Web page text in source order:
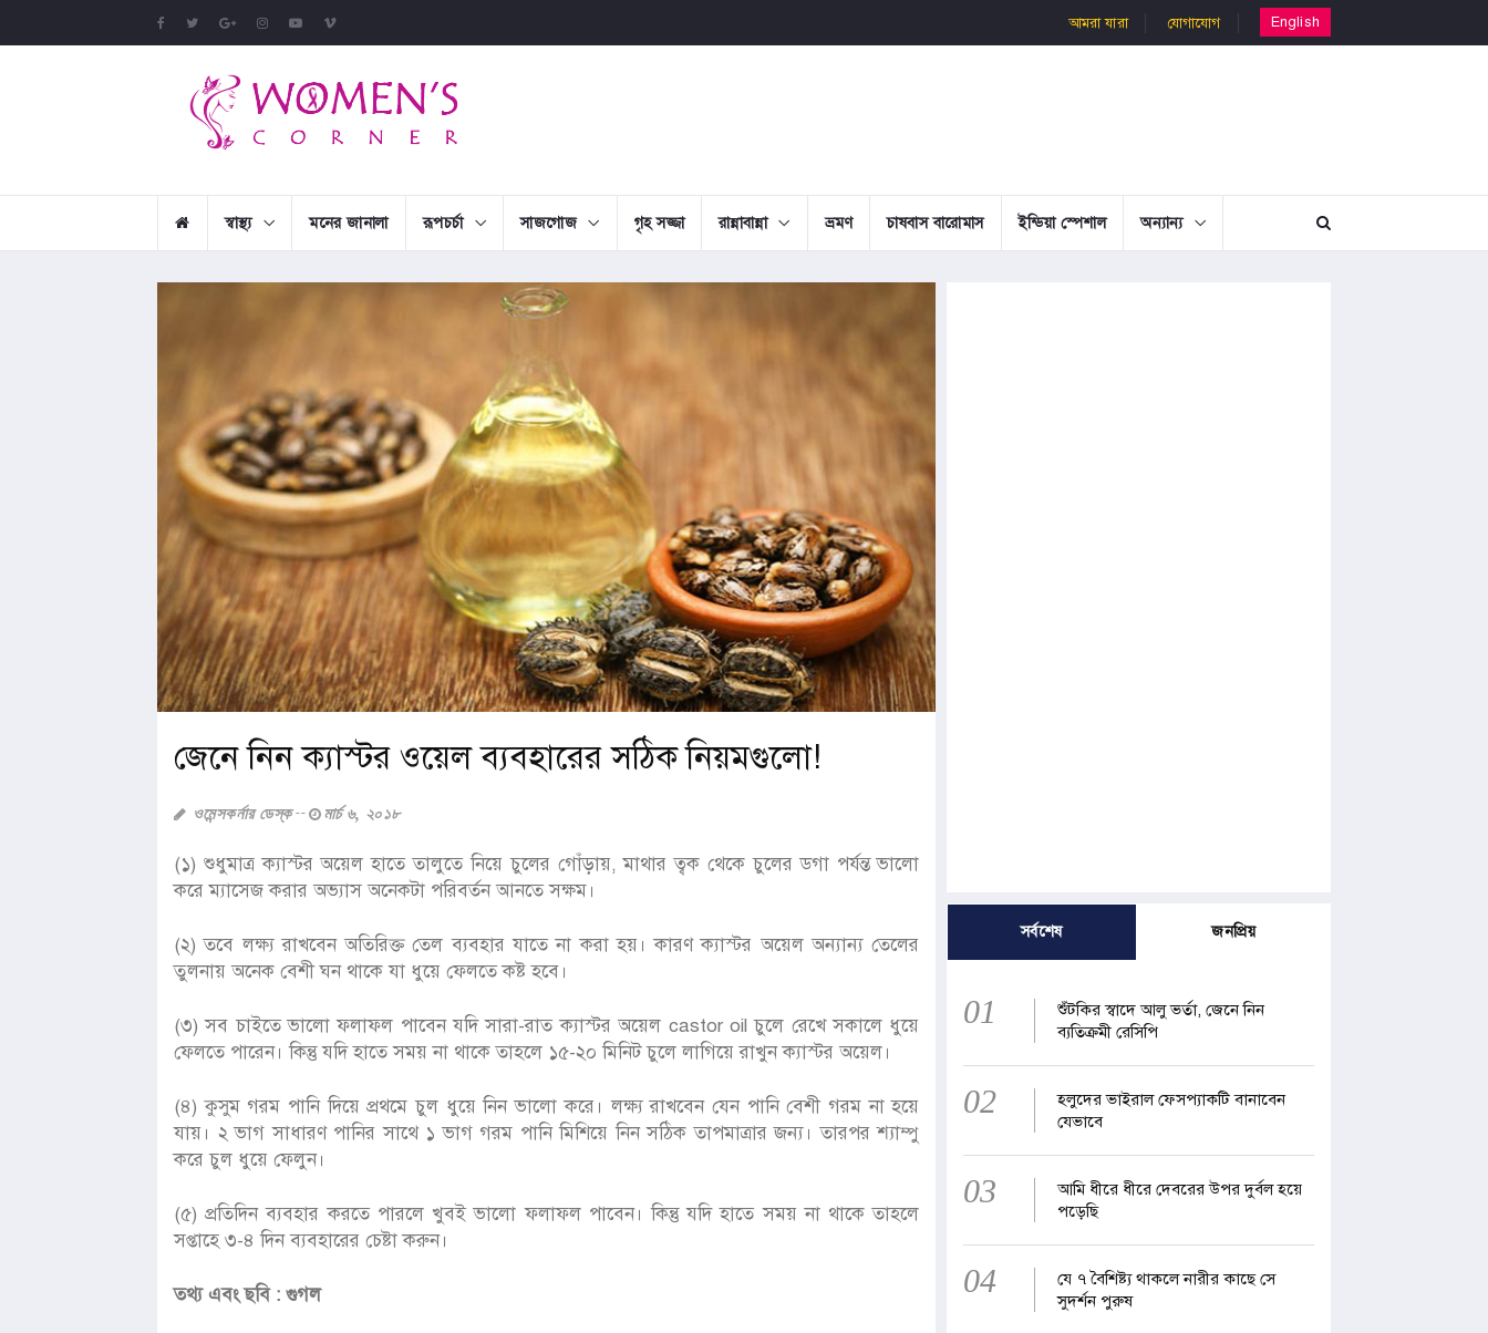
আমরা যারা যোগাযোগ English
স্বাস্থ্য মনের জানালা রূপচর্চা সাজগোজ গৃহ সজ্জা রান্নাবান্না ভ্রমণ চাষবাস বারোমাস ইন্ডিয়া স্পেশাল অন্যান্য
জেনে নিন ক্যাস্টর ওয়েল ব্যবহারের সঠিক নিয়মগুলো!
ওমেন্সকর্নার ডেস্ক মার্চ ৬, ২০১৮
(১) শুধুমাত্র ক্যাস্টর অয়েল হাতে তালুতে নিয়ে চুলের গোঁড়ায়, মাথার ত্বক থেকে চুলের ডগা পর্যন্ত ভালো
করে ম্যাসেজ করার অভ্যাস অনেকটা পরিবর্তন আনতে সক্ষম।
(২) তবে লক্ষ্য রাখবেন অতিরিক্ত তেল ব্যবহার যাতে না করা হয়। কারণ ক্যাস্টর অয়েল অন্যান্য তেলের
তুলনায় অনেক বেশী ঘন থাকে যা ধুয়ে ফেলতে কষ্ট হবে।
(৩) সব চাইতে ভালো ফলাফল পাবেন যদি সারা-রাত ক্যাস্টর অয়েল castor oil চুলে রেখে সকালে ধুয়ে
ফেলতে পারেন। কিন্তু যদি হাতে সময় না থাকে তাহলে ১৫-২০ মিনিট চুলে লাগিয়ে রাখুন ক্যাস্টর অয়েল।
(৪) কুসুম গরম পানি দিয়ে প্রথমে চুল ধুয়ে নিন ভালো করে। লক্ষ্য রাখবেন যেন পানি বেশী গরম না হয়ে
যায়। ২ ভাগ সাধারণ পানির সাথে ১ ভাগ গরম পানি মিশিয়ে নিন সঠিক তাপমাত্রার জন্য। তারপর শ্যাম্পু
করে চুল ধুয়ে ফেলুন।
(৫) প্রতিদিন ব্যবহার করতে পারলে খুবই ভালো ফলাফল পাবেন। কিন্তু যদি হাতে সময় না থাকে তাহলে
সপ্তাহে ৩-৪ দিন ব্যবহারের চেষ্টা করুন।
তথ্য এবং ছবি : গুগল
সর্বশেষ জনপ্রিয়
01
শুঁটকির স্বাদে আলু ভর্তা, জেনে নিন
ব্যতিক্রমী রেসিপি
02
হলুদের ভাইরাল ফেসপ্যাকটি বানাবেন
যেভাবে
03
আমি ধীরে ধীরে দেবরের উপর দুর্বল হয়ে
পড়েছি
04
যে ৭ বৈশিষ্ট্য থাকলে নারীর কাছে সে
সুদর্শন পুরুষ